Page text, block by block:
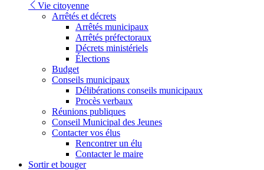
Vie citoyenne
Arrêtés et décrets
Arrêtés municipaux
Arrêtés préfectoraux
Décrets ministériels
Élections
Budget
Conseils municipaux
Délibérations conseils municipaux
Procès verbaux
Réunions publiques
Conseil Municipal des Jeunes
Contacter vos élus
Rencontrer un élu
Contacter le maire
Sortir et bouger